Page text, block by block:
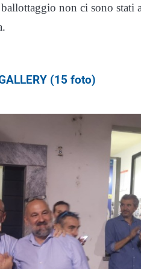
non ci sono stati
(15 foto)